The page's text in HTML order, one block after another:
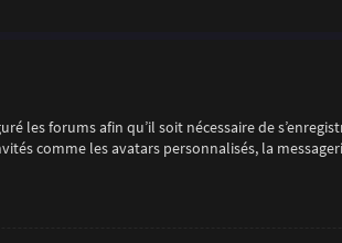
les forums afin qu’il soit nécessaire de
comme les avatars personnalisés, la